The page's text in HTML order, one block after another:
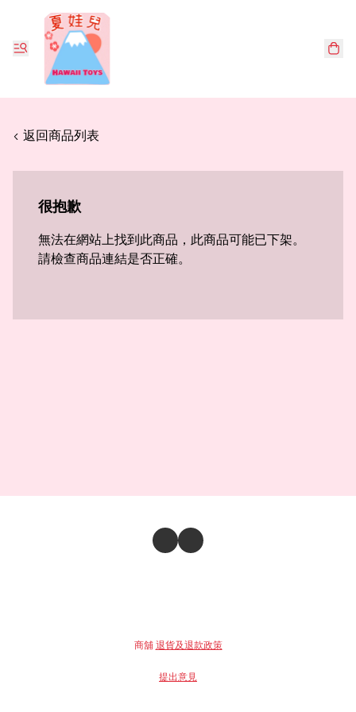
< 返回商品列表
很抱歉
無法在網站上找到此商品，此商品可能已下架。
請檢查商品連結是否正確。
商舖 退貨及退款政策
提出意見